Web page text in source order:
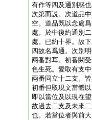
有作等四及通別惑
次第而説。次道品
空。道品既以念處
處。於中復約通別
處。已約十界。故
四故名爲通。次別
兩番對耳。初番闕
色生死。愛取有支
兩番同立十二支。
初番但取現文當體
即以當位及以現在
故過去二支及未來
也。若當位者與前